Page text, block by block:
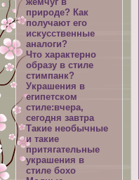
природе? Как
получают его
искусственные
аналоги?
Что характерно
образу в стиле
стимпанк?
Украшения в
египетском
стиле:вчера,
сегодня завтра
Такие необычные
и такие
притягательные
украшения в
стиле бохо